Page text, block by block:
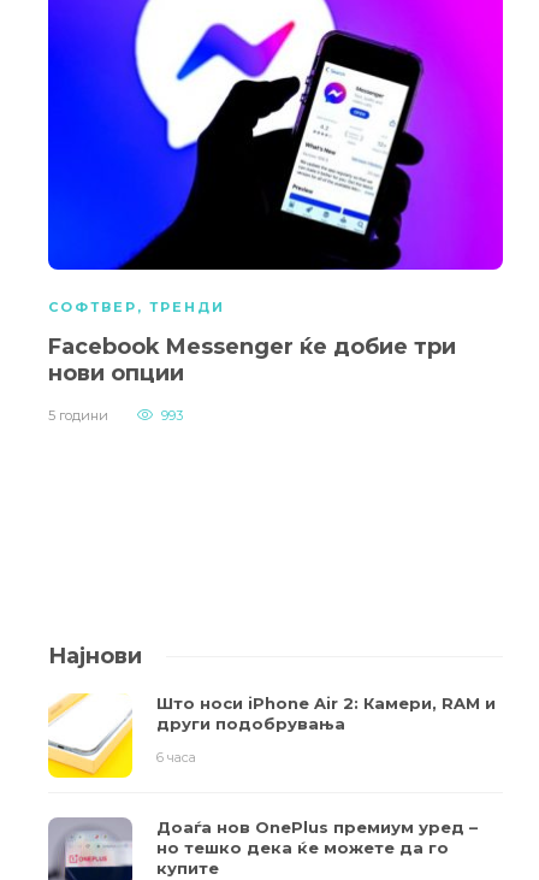
СОФТВЕР , ТРЕНДИ
Facebook Messenger ќе добие три
нови опции
5 години 993
Најнови
Што носи iPhone Air 2: Камери, RAM и
други подобрувања
6 часа
Доаѓа нов OnePlus премиум уред –
но тешко дека ќе можете да го
купите